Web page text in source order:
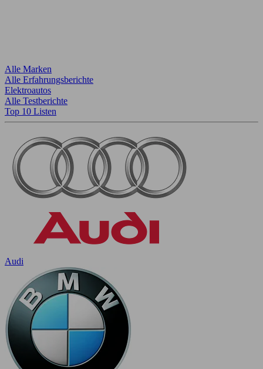
Alle Marken
Alle Erfahrungsberichte
Elektroautos
Alle Testberichte
Top 10 Listen
Audi